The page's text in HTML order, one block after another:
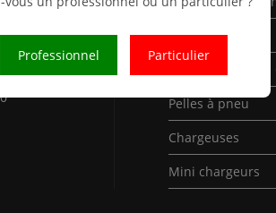
Pelles à chenilles
Pelles à chenilles
Pelles à pneu
Chargeuses
Mini chargeurs
Professionnel Particulier